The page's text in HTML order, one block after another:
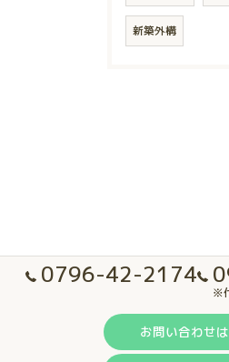
新築外構
0796-42-2174
※
お問い合わせ